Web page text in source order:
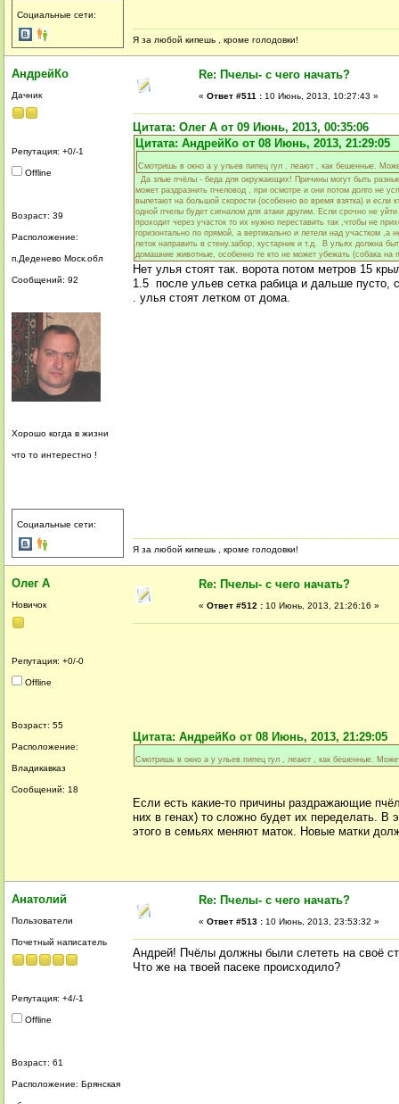
Социальные сети:
Я за любой кипешь , кроме голодовки!
АндрейКо
Дачник
Репутация: +0/-1
Offline
Возраст: 39
Расположение:
п.Деденево Моск.обл
Сообщений: 92
Хорошо когда в жизни
что то интерестно !
Социальные сети:
Re: Пчелы- с чего начать?
« Ответ #511 : 10 Июнь, 2013, 10:27:43 »
Цитата: Олег А от 09 Июнь, 2013, 00:35:06
Цитата: АндрейКо от 08 Июнь, 2013, 21:29:05
Смотришь в окно а у ульев пипец гул , леают , как бешенные.
Да злые пчёлы - беда для окружающих! Причины могут быть
может раздразнить пчеловод , при осмотре и они потом долго не
вылетают на большой скорости (особенно во время взятка) и если
одной пчелы будет сигналом для атаки другим. Если срочно не
проходит через участок то их нужно переставить так ,чтобы не
горизонтально по прямой, а вертикально и летели над участком ,а
леток направить в стену.забор, кустарник и т.д. В ульях должна
домашние животные, особенно те кто не может убежать (собака на
Нет улья стоят так. ворота потом метров 15
1.5 после ульев сетка рабица и дальше пусто,
. улья стоят летком от дома.
Я за любой кипешь , кроме голодовки!
Олег А
Новичок
Репутация: +0/-0
Offline
Возраст: 55
Расположение:
Владикавказ
Сообщений: 18
Re: Пчелы- с чего начать?
« Ответ #512 : 10 Июнь, 2013, 21:26:16 »
Цитата: АндрейКо от 08 Июнь, 2013, 21:29:05
Смотришь в окно а у ульев пипец гул , леают , как бешенные.
Если есть какие-то причины раздражающие
них в генах) то сложно будет их переделать.
этого в семьях меняют маток. Новые матки
Анатолий
Пользователи
Почетный написатель
Репутация: +4/-1
Offline
Возраст: 61
Расположение: Брянская
Re: Пчелы- с чего начать?
« Ответ #513 : 10 Июнь, 2013, 23:53:32 »
Андрей! Пчёлы должны были слететь на своё
Что же на твоей пасеке происходило?